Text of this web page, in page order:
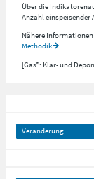
Über die
Anzahl einspeisender
Nähere
Methodik
.
[Gas*: Klär- und
Veränderung